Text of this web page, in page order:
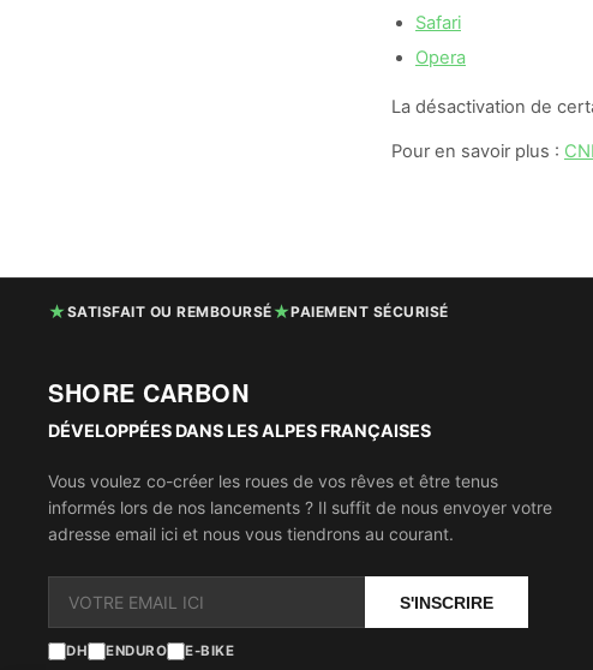
Safari
Opera
La désactivation de
Pour en savoir plus :
★SATISFAIT OU REMBOURSÉ ★PAIEMENT SÉCURISÉ
SHORE CARBON
DÉVELOPPÉES DANS LES ALPES FRANÇAISES
Vous voulez co-créer les roues de vos rêves et être tenus
informés lors de nos lancements ? Il suffit de nous envoyer votre
adresse email ici et nous vous tiendrons au courant.
S'INSCRIRE
DH ENDURO E-BIKE